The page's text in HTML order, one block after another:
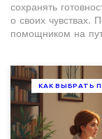
сохранять
о своих чувствах.
помощником на
КАК ВЫБРАТЬ